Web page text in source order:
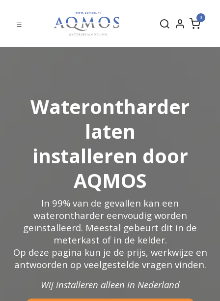
0
Waterontharder
laten
installeren door
AQMOS
In 99% van de gevallen kan een
waterontharder eenvoudig worden
geïnstalleerd. Meestal gebeurt dit in de
meterkast of in de kelder.
Op deze pagina kun je de prijs, werkwijze en
antwoorden op veelgestelde vragen vinden.
Wij installeren alleen in Nederland